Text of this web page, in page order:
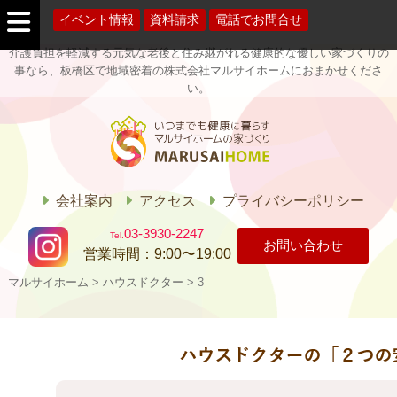
介護負担を軽減する元気な老後と住み継がれる健康的な優しい家づくりの
事なら、板橋区で地域密着の株式会社マルサイホームにおまかせくださ
い。
マルサイホー
会社案内 アクセス プライバシーポリシー
03-3930-2247
営業時間： 9:00〜19:00
お問い合わせ
イベント情報 資料請求 電話でお問合せ
マルサイホーム > ハウスドクター > 3